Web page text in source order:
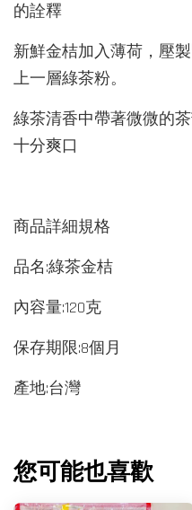
的詮釋
新鮮金桔加入薄荷，壓
上一層綠茶粉。
綠茶清香中帶著微微的
十分爽口
商品詳細規格
品名:綠茶金桔
內容量:120克
保存期限:8個月
產地:台灣
您可能也喜歡